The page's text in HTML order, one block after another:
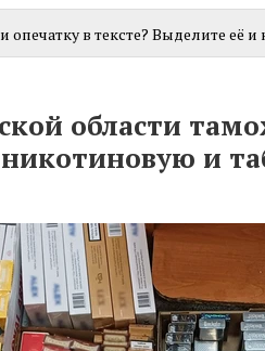
опечатку в тексте? Выделите её
области
и